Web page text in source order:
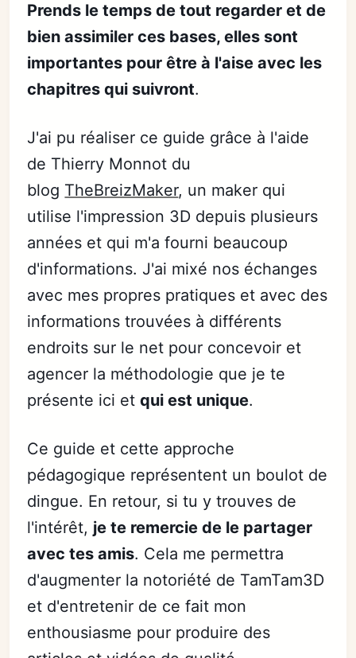
Prends le temps de tout regarder et de
bien assimiler ces bases, elles sont
importantes pour être à l'aise avec les
chapitres qui suivront.
J'ai pu réaliser ce guide grâce à l'aide
de Thierry Monnot du
blog TheBreizMaker, un maker qui
utilise l'impression 3D depuis plusieurs
années et qui m'a fourni beaucoup
d'informations. J'ai mixé nos échanges
avec mes propres pratiques et avec des
informations trouvées à différents
endroits sur le net pour concevoir et
agencer la méthodologie que je te
présente ici etqui est unique.
Ce guide et cette approche
pédagogique représentent un boulot de
dingue. En retour, si tu y trouves de
l'intérêt, je te remercie de le partager
avec tes amis. Cela me permettra
d'augmenter la notoriété de TamTam3D
et d'entretenir de ce fait mon
enthousiasme pour produire des